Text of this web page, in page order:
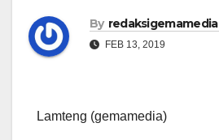
By redaksigemamedia
FEB 13, 2019
Lamteng (gemamedia)